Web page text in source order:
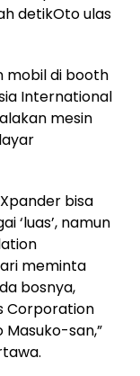
detikOto ulas
mobil di booth
International
mesin
bisa
‘luas’, namun
meminta
bosnya,
Corporation
Masuko-san,”